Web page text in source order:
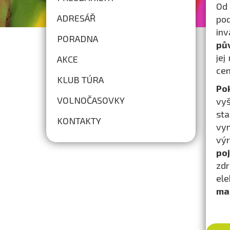
ADRESÁŘ
PORADNA
AKCE
KLUB TÚRA
VOLNOČASOVKY
KONTAKTY
jej